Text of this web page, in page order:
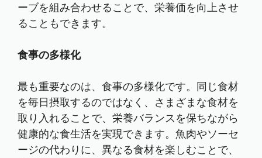
ーブを組み合わせることで、栄養価を向上させ
ることもできます。
食事の多様化
最も重要なのは、食事の多様化です。同じ食材
を毎日摂取するのではなく、さまざまな食材を
取り入れることで、栄養バランスを保ちながら
健康的な食生活を実現できます。魚肉やソーセ
ージの代わりに、異なる食材を楽しむことで、